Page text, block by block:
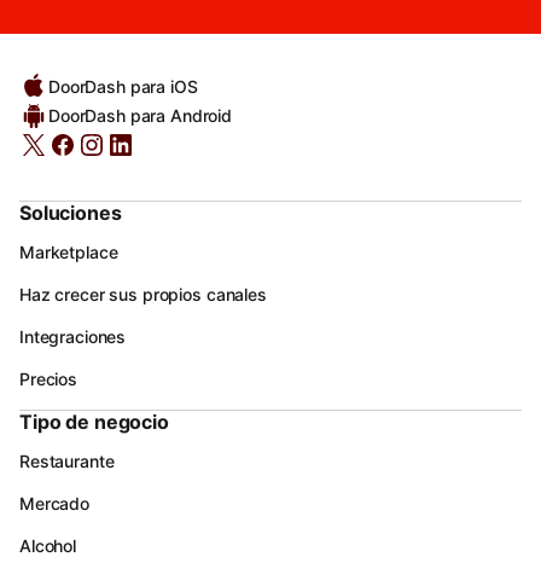
DoorDash para iOS
DoorDash para Android
Soluciones
Marketplace
Haz crecer sus propios canales
Integraciones
Precios
Tipo de negocio
Restaurante
Mercado
Alcohol